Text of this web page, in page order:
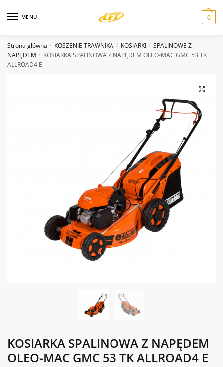
MENU 0
Strona główna / KOSZENIE TRAWNIKA / KOSIARKI / SPALINOWE Z
NAPĘDEM / KOSIARKA SPALINOWA Z NAPĘDEM OLEO-MAC GMC 53 TK
ALLROAD4 E
KOSIARKA SPALINOWA Z NAPĘDEM
OLEO-MAC GMC 53 TK ALLROAD4 E